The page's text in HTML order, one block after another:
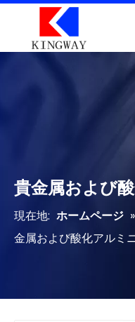
貴金属および
現在地: ホームページ »
金属および酸化アルミ